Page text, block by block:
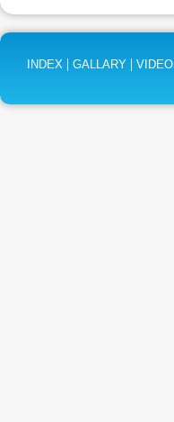
INDEX | GALLARY |